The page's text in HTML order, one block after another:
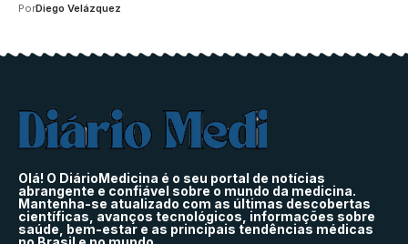
PorDiego Velázquez
Olá! O DiárioMedicina é o seu portal de notícias
abrangente e confiável sobre o mundo da medicina.
Mantenha-se atualizado com as últimas descobertas
científicas, avanços tecnológicos, informações sobre
saúde, bem-estar e as principais tendências médicas